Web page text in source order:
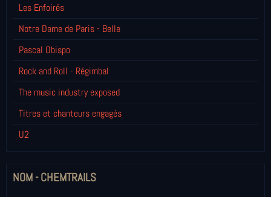
Les Enfoirés
Notre Dame de Paris - Belle
Pascal Obispo
Rock and Roll - Régimbal
The music industry exposed
Titres et chanteurs engagés
U2
NOM - CHEMTRAILS